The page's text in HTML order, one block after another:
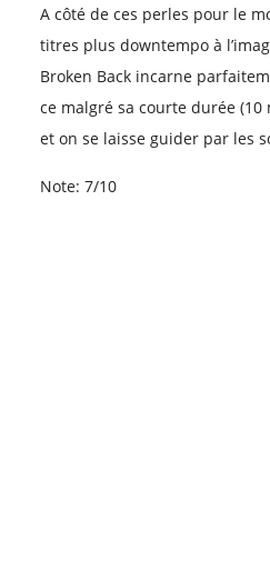
A côté de ces perles pour le
titres plus downtempo à
Broken Back incarne
ce malgré sa courte durée
et on se laisse guider par les
Note: 7/10